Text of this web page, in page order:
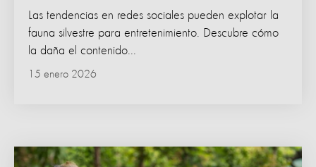
15 enero 2026
Las tendencias en redes sociales pueden explotar la
fauna silvestre para entretenimiento. Descubre cómo
la daña el contenido...